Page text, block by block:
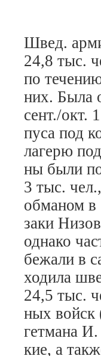
Швед.
24,8 тыс.
по
них. Бы­ла
сент./окт.
пу­са под
ла­ге­рю
ны бы­ли
3 тыс.
об­ма­ном
за­ки
од­на­ко
бе­жа­ли в
хо­ди­ла
24,5 тыс.
ных войск
гет­ма­на
кие, а